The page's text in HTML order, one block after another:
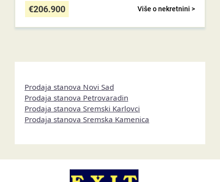
Više o nekretnini >
€206.900
Prodaja stanova Novi Sad
Prodaja stanova Petrovaradin
Prodaja stanova Sremski Karlovci
Prodaja stanova Sremska Kamenica